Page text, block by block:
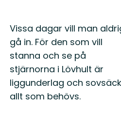
Beskrivelse
Vissa dagar vill man
gå in. För den som vill
stanna och se på
stjärnorna i Lövhult är
liggunderlag och sovsäck
allt som behövs.